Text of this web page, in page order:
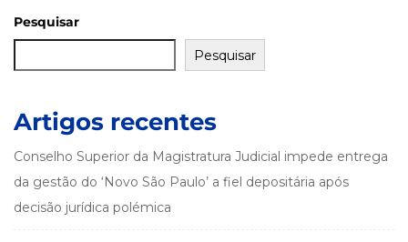
Pesquisar
Pesquisar
Artigos recentes
Conselho Superior da Magistratura Judicial impede entrega
da gestão do ‘Novo São Paulo’ a fiel depositária após
decisão jurídica polémica